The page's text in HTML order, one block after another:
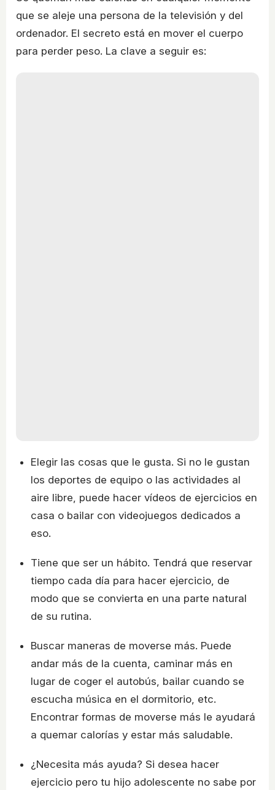
que se aleje una persona de la televisión y del
ordenador. El secreto está en mover el cuerpo
para perder peso. La clave a seguir es:
Elegir las cosas que le gusta. Si no le gustan
los deportes de equipo o las actividades al
aire libre, puede hacer vídeos de ejercicios en
casa o bailar con videojuegos dedicados a
eso.
Tiene que ser un hábito. Tendrá que reservar
tiempo cada día para hacer ejercicio, de
modo que se convierta en una parte natural
de su rutina.
Buscar maneras de moverse más. Puede
andar más de la cuenta, caminar más en
lugar de coger el autobús, bailar cuando se
escucha música en el dormitorio, etc.
Encontrar formas de moverse más le ayudará
a quemar calorías y estar más saludable.
¿Necesita más ayuda? Si desea hacer
ejercicio pero tu hijo adolescente no sabe por